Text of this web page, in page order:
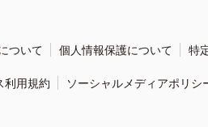
ついて 個人情報保護について 特
利用規約 ソーシャルメディアポリシ